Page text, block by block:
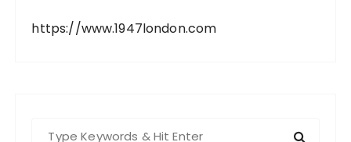
https://www.1947london.com